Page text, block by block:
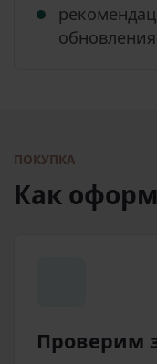
ПОКУПКА
Как
Проверим